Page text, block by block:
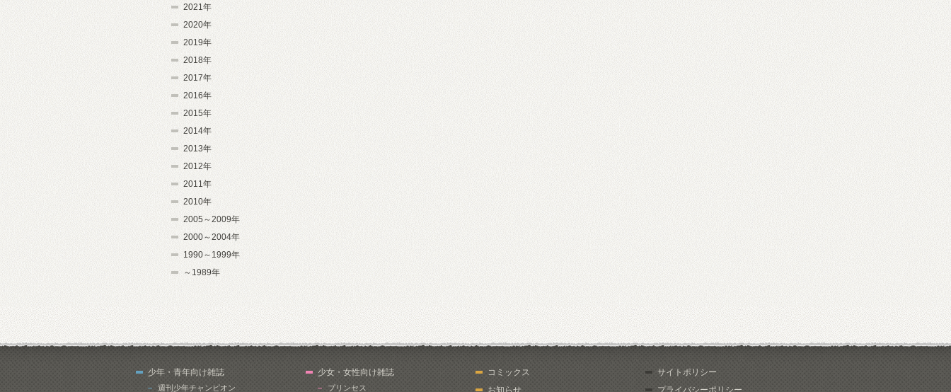
2021年
2020年
2019年
2018年
2017年
2016年
2015年
2014年
2013年
2012年
2011年
2010年
2005～2009年
2000～2004年
1990～1999年
～1989年
少年・青年向け雑誌
週刊少年チャンピオン
少女・女性向け雑誌
プリンセス
コミックス
お知らせ
サイトポリシー
プライバシーポリシー